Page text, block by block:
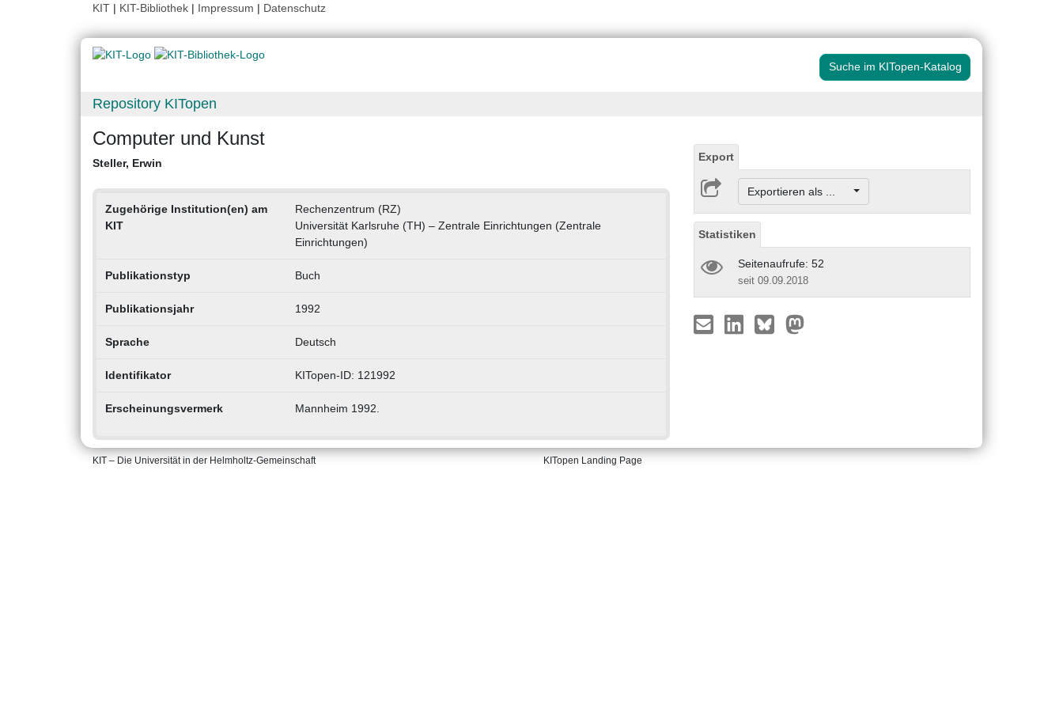
KIT | KIT-Bibliothek | Impressum | Datenschutz
Suche im KITopen-Katalog
Repository KITopen
Computer und Kunst
Steller, Erwin
Zugehörige Institution(en) am
KIT
Rechenzentrum (RZ)
Universität Karlsruhe (TH) – Zentrale Einrichtungen (Zentrale
Einrichtungen)
Publikationstyp Buch
Publikationsjahr 1992
Sprache Deutsch
Identifikator KITopen-ID: 121992
Erscheinungsvermerk Mannheim 1992.
Export
Exportieren als ...
Statistiken
Seitenaufrufe: 52
seit 09.09.2018
KIT – Die Universität in der Helmholtz-Gemeinschaft KITopen Landing Page